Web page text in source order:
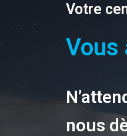
Votre
Vous
nous